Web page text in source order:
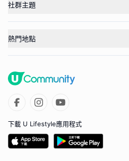
社群主題
熱門地點
下載 U Lifestyle應用程式